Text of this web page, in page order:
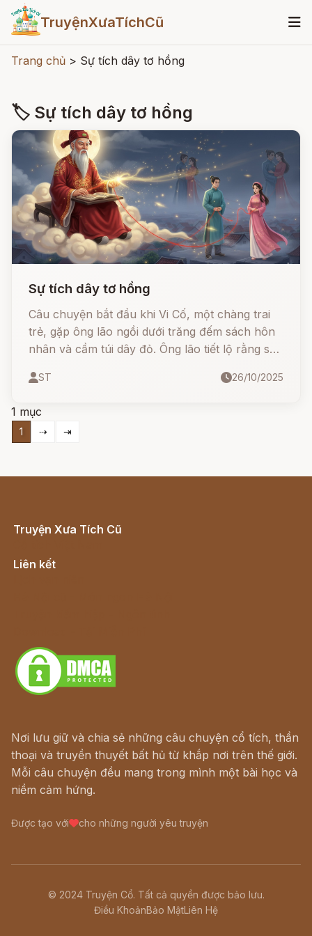
TruyệnXưaTíchCũ
Trang chủ > Sự tích dây tơ hồng
🏷 Sự tích dây tơ hồng
Sự tích dây tơ hồng
Câu chuyện bắt đầu khi Vi Cố, một chàng trai
trẻ, gặp ông lão ngồi dưới trăng đếm sách hôn
nhân và cầm túi dây đỏ. Ông lão tiết lộ rằng sợi
duyên làm vợ chồng. Vi Cố không tin ...
ST 26/10/2025
1 mục
1 ⇢ ⇥
Truyện Xưa Tích Cũ
Liên kết
Nơi lưu giữ và chia sẻ những câu chuyện cổ tích, thần
thoại và truyền thuyết bất hủ từ khắp nơi trên thế giới.
Mỗi câu chuyện đều mang trong mình một bài học và
niềm cảm hứng.
Được tạo với cho những người yêu truyện
© 2024 Truyện Cổ. Tất cả quyền được bảo lưu.
Điều KhoảnBảo MậtLiên Hệ